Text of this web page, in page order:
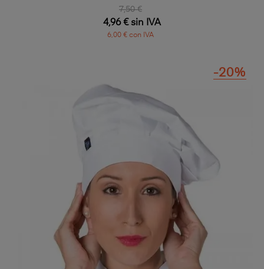
7,50 €
4,96 € sin IVA
6,00 € con IVA
-20%